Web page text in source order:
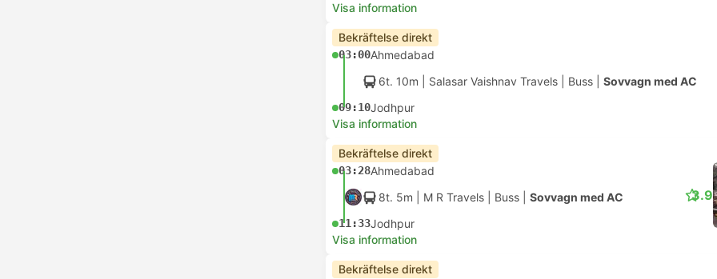
Visa information
Bekräftelse direkt
03:00Ahmedabad
6t. 10m | Salasar Vaishnav Travels Buss Sovvagn med AC
09:10Jodhpur
Visa information
Bekräftelse direkt
03:28Ahmedabad
8t. 5m | M R Travels Buss Sovvagn med AC
11:33Jodhpur
3.9
Visa information
Bekräftelse direkt